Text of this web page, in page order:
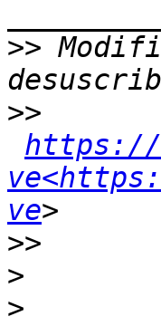
>>
>>
https://
ve
>>
>
>